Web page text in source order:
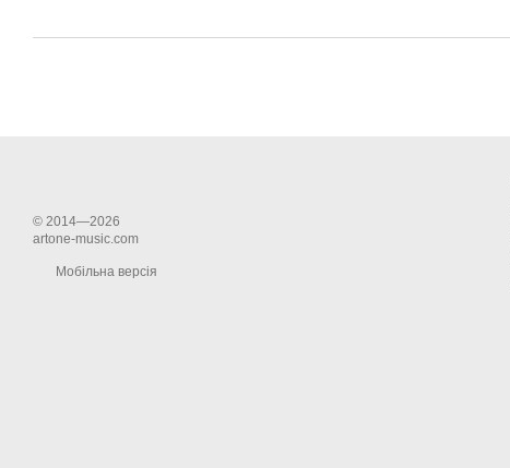
© 2014—2026
artone-music.com
Мобільна версія